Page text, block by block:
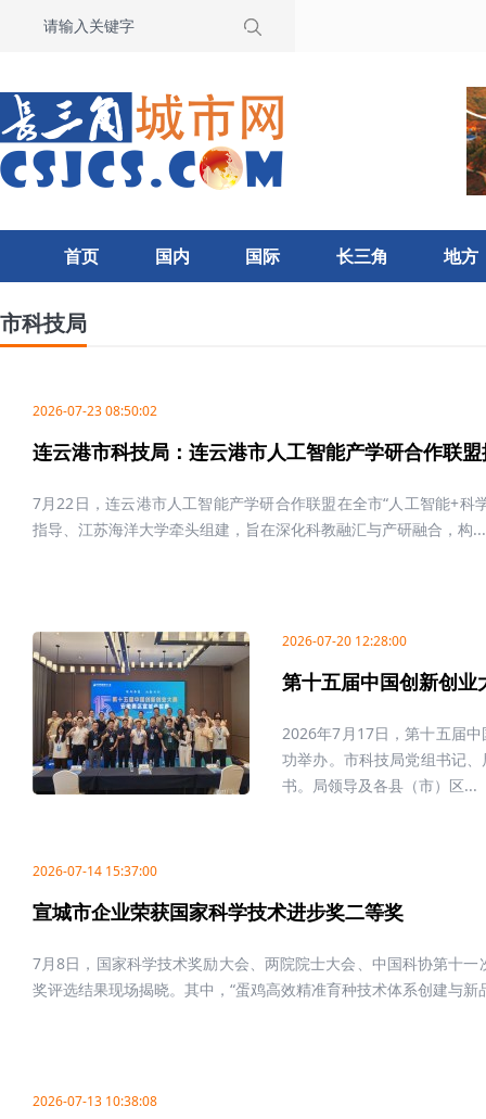
首页 国内 国际 长三角 地方
市科技局
2026-07-23 08:50:02
连云港市科技局：连云港市人工智能产学研合作联
7月22日，连云港市人工智能产学研合作联盟在全市“人工智能+
指导、江苏海洋大学牵头组建，旨在深化科教融汇与产研融合，构...
2026-07-20 12:28:00
第十五届中国创新创
2026年7月17日，第十五届
功举办。市科技局党组书记
书。局领导及各县（市）区...
2026-07-14 15:37:00
宣城市企业荣获国家科学技术进步奖二等奖
7月8日，国家科学技术奖励大会、两院院士大会、中国科协第十
奖评选结果现场揭晓。其中，“蛋鸡高效精准育种技术体系创建与新
2026-07-13 10:38:08